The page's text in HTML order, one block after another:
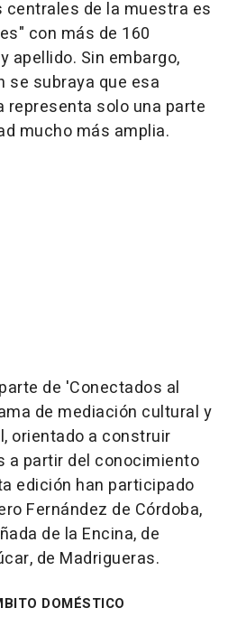
centrales de la muestra es
con más de 160
apellido. Sin embargo,
se subraya que esa
representa solo una parte
mucho más amplia.
de 'Conectados al
de mediación cultural y
orientado a construir
a partir del conocimiento
edición han participado
Fernández de Córdoba,
de la Encina, de
de Madrigueras.
DOMÉSTICO